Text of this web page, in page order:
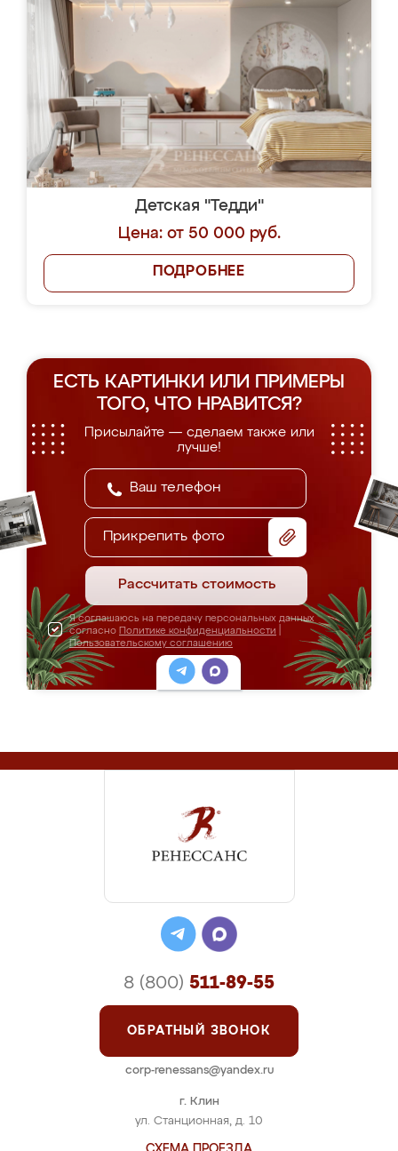
Детская "Тедди"
Цена: от 50 000 руб.
ПОДРОБНЕЕ
ЕСТЬ КАРТИНКИ ИЛИ ПРИМЕРЫ
ТОГО, ЧТО НРАВИТСЯ?
Присылайте — сделаем также или
лучше!
Прикрепить фото
Рассчитать стоимость
Я соглашаюсь на передачу персональных данных
согласно Политике конфиденциальности
Пользовательскому соглашению
г. Клин
ул. Станционная, д. 10
8 (800) 511-89-55
ОБРАТНЫЙ ЗВОНОК
corp-renessans@yandex.ru